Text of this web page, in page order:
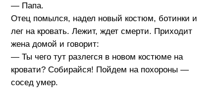
— Папа.
Отец помылся, надел новый костюм, ботинки и
лег на кровать. Лежит, ждет смерти. Приходит
жена домой и говорит:
— Ты чего тут разлегся в новом костюме на
кровати? Собирайся! Пойдем на похороны —
сосед умер.